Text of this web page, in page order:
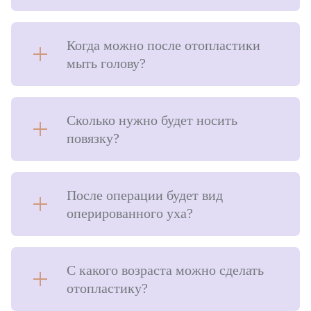
Когда можно после отопластики
мыть голову?
Сколько нужно будет носить
повязку?
После операции будет вид
оперированного уха?
С какого возраста можно сделать
отопластику?